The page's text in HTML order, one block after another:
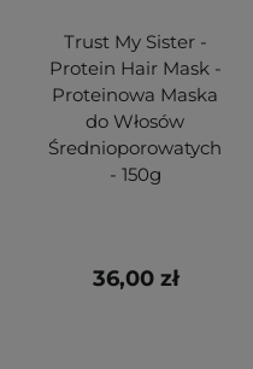
Trust My Sister -
Protein Hair Mask -
Proteinowa Maska
do Włosów
Średnioporowatych
- 150g
36,00 zł